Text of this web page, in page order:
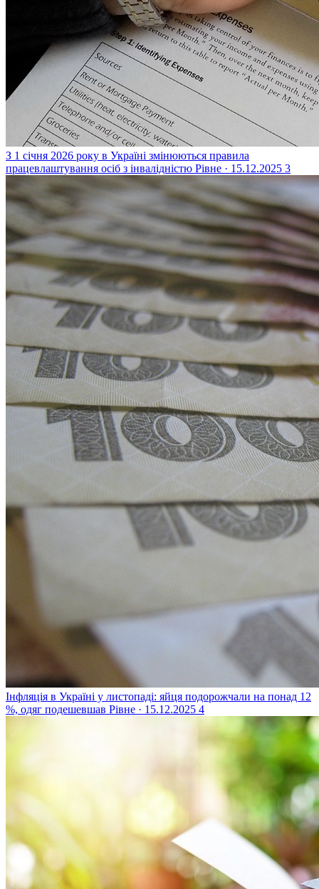
З 1 січня 2026 року в Україні змінюються правила
працевлаштування осіб з інвалідністю Рівне · 15.12.2025 3
Інфляція в Україні у листопаді: яйця подорожчали на понад 12
%, одяг подешевшав Рівне · 15.12.2025 4